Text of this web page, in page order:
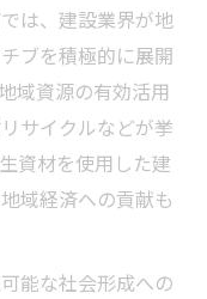
は、建設業界が地
ブを積極的に展開
域資源の有効活用
サイクルなどが挙
資材を使用した建
域経済への貢献も
能な社会形成への